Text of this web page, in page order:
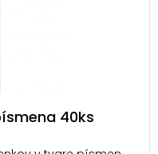
40ks